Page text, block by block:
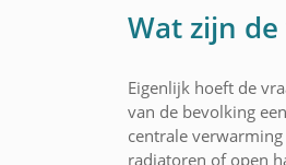
Wat zijn
Eigenlijk hoeft de
van de bevolking
centrale
radiatoren of open